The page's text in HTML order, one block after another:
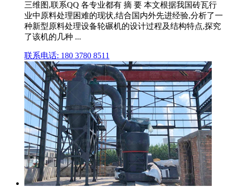
三维图,联系QQ 各专业都有 摘 要 本文根据我国砖瓦行
业中原料处理困难的现状,结合国内外先进经验,分析了一
种新型原料处理设备轮碾机的设计过程及结构特点,探究
了该机的几种 ...
联系电话: 180 3780 8511